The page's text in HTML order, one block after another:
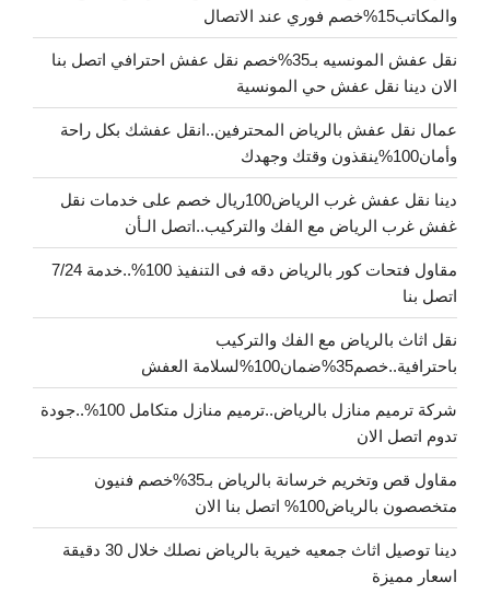
والمكاتب15%خصم فوري عند الاتصال
نقل عفش المونسيه بـ35%خصم نقل عفش احترافي اتصل بنا
الان دينا نقل عفش حي المونسية
عمال نقل عفش بالرياض المحترفين..انقل عفشك بكل راحة
وأمان100%ينقذون وقتك وجهدك
دينا نقل عفش غرب الرياض100ريال خصم على خدمات نقل
غفش غرب الرياض مع الفك والتركيب..اتصل الـأن
مقاول فتحات كور بالرياض دقه فى التنفيذ 100%..خدمة 7/24
اتصل بنا
نقل اثاث بالرياض مع الفك والتركيب
باحترافية..خصم35%ضمان100%لسلامة العفش
شركة ترميم منازل بالرياض..ترميم منازل متكامل 100%..جودة
تدوم اتصل الان
مقاول قص وتخريم خرسانة بالرياض بـ35%خصم فنيون
متخصصون بالرياض100% اتصل بنا الان
دينا توصيل اثاث جمعيه خيرية بالرياض نصلك خلال 30 دقيقة
اسعار مميزة